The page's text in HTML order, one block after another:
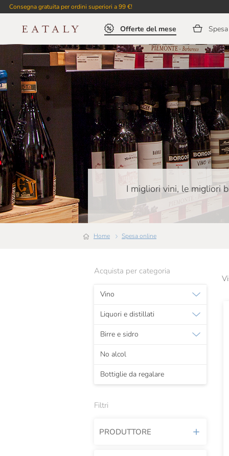
Consegna gratuita per ordini superiori a 99 €!
Offerte del mese
I migliori vini, le migliori
Home Spesa online
Acquista per categoria
Vino
Liquori e distillati
Birre e sidro
No alcol
Bottiglie da regalare
Filtri
PRODUTTORE